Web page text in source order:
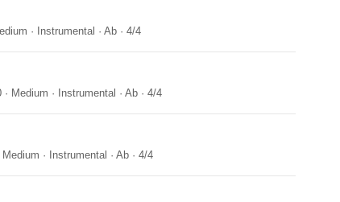
· Instrumental · Ab · 4/4
· Medium · Instrumental · Ab · 4/4
Medium · Instrumental · Ab · 4/4